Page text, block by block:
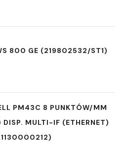
800 GE (219802532/ST1)
PM43C 8 PUNKTÓW/MM
MULTI-IF (ETHERNET)